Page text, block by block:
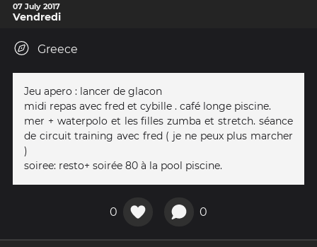
07 July 2017
Vendredi
Greece
Jeu apero : lancer de glacon
midi repas avec fred et cybille . café longe piscine.
mer + waterpolo et les filles zumba et stretch. séance
de circuit training avec fred ( je ne peux plus marcher
)
soiree: resto+ soirée 80 à la pool piscine.
0 0